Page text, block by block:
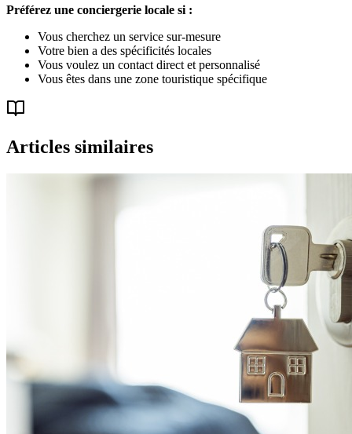
Préférez une conciergerie locale si :
Vous cherchez un service sur-mesure
Votre bien a des spécificités locales
Vous voulez un contact direct et personnalisé
Vous êtes dans une zone touristique spécifique
Articles similaires